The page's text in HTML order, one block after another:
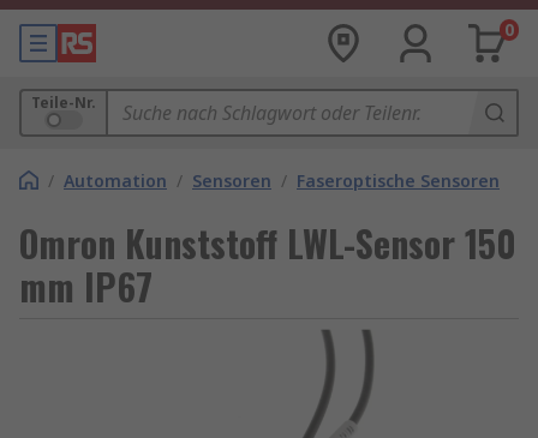
0
Teile-Nr.
/ Automation / Sensoren / Faseroptische Sensoren
Omron Kunststoff LWL-Sensor 150
mm IP67